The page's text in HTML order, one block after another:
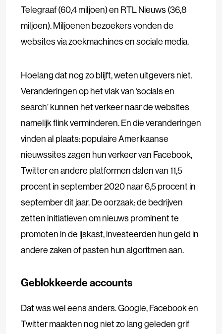
Telegraaf (60,4 miljoen) en RTL Nieuws (36,8
miljoen). Miljoenen bezoekers vonden de
websites via zoekmachines en sociale media.
Hoelang dat nog zo blijft, weten uitgevers niet.
Veranderingen op het vlak van ‘socials en
search’ kunnen het verkeer naar de websites
namelijk flink verminderen. En die veranderingen
vinden al plaats: populaire Amerikaanse
nieuwssites zagen hun verkeer van Facebook,
Twitter en andere platformen dalen van 11,5
procent in september 2020 naar 6,5 procent in
september dit jaar. De oorzaak: de bedrijven
zetten initiatieven om nieuws prominent te
promoten in de ijskast, investeerden hun geld in
andere zaken of pasten hun algoritmen aan.
Geblokkeerde accounts
Dat was wel eens anders. Google, Facebook en
Twitter maakten nog niet zo lang geleden grif